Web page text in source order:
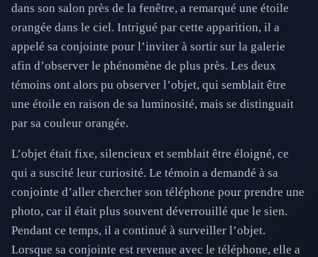
dans son salon près de la fenêtre, a remarqué une étoile
orangée dans le ciel. Intrigué par cette apparition, il a
appelé sa conjointe pour l’inviter à sortir sur la galerie
afin d’observer le phénomène de plus près. Les deux
témoins ont alors pu observer l’objet, qui semblait être
une étoile en raison de sa luminosité, mais se distinguait
par sa couleur orangée.
L’objet était fixe, silencieux et semblait être éloigné, ce
qui a suscité leur curiosité. Le témoin a demandé à sa
conjointe d’aller chercher son téléphone pour prendre une
photo, car il était plus souvent déverrouillé que le sien.
Pendant ce temps, il a continué à surveiller l’objet.
Lorsque sa conjointe est revenue avec le téléphone, elle a